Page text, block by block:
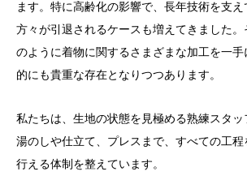
ます。特に高齢化の影響で、長年技術を支
方々が引退されるケースも増えてきました
のように着物に関するさまざまな加工を一手
的にも貴重な存在となりつつあります。
私たちは、生地の状態を見極める熟練スタ
湯のしや仕立て、プレスまで、すべての工
行える体制を整えています。